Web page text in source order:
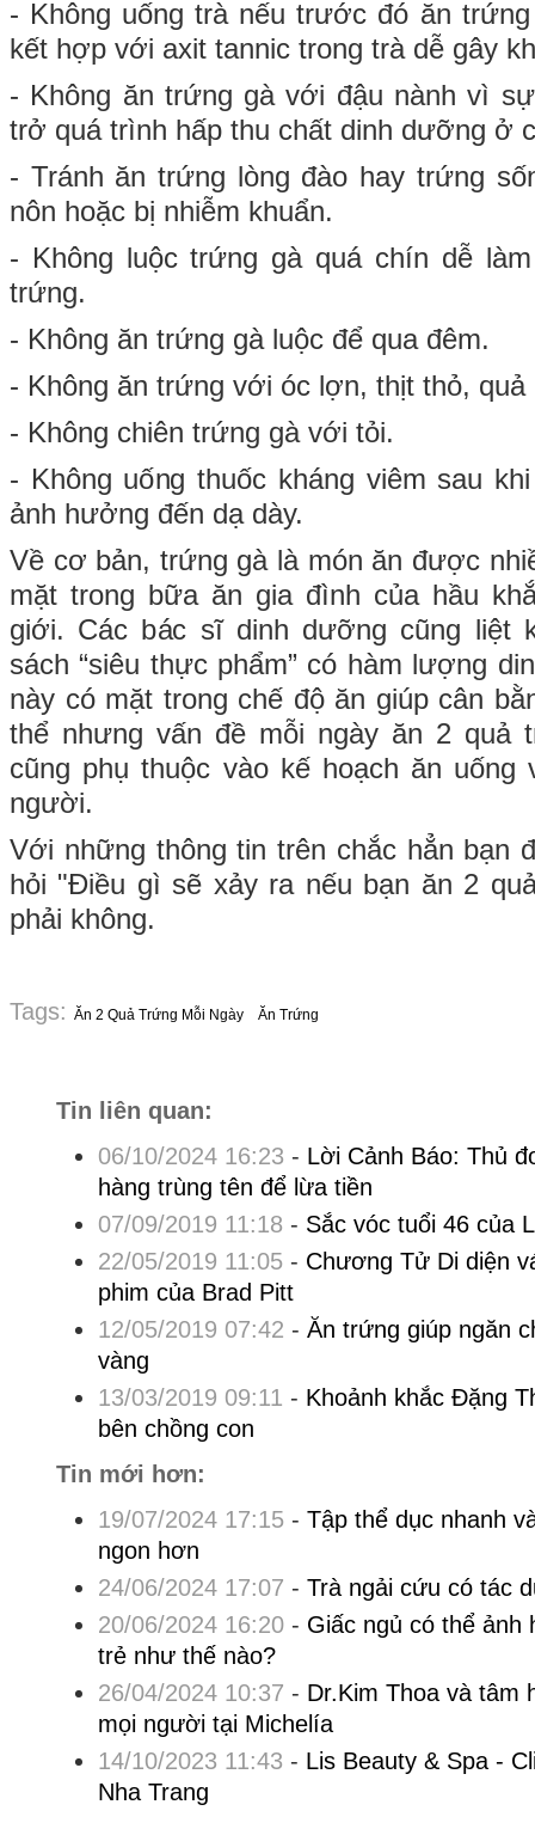
- Không uống trà nếu trước đó ăn
kết hợp với axit tannic trong trà dễ gây
- Không ăn trứng gà với đậu nành vì
trở quá trình hấp thu chất dinh dưỡng ở
- Tránh ăn trứng lòng đào hay trứng
nôn hoặc bị nhiễm khuẩn.
- Không luộc trứng gà quá chín dễ
trứng.
- Không ăn trứng gà luộc để qua đêm.
- Không ăn trứng với óc lợn, thịt thỏ, quả
- Không chiên trứng gà với tỏi.
- Không uống thuốc kháng viêm sau
ảnh hưởng đến dạ dày.
Về cơ bản, trứng gà là món ăn được
mặt trong bữa ăn gia đình của hầu
giới. Các bác sĩ dinh dưỡng cũng liệt
sách “siêu thực phẩm” có hàm lượng
này có mặt trong chế độ ăn giúp cân
thể nhưng vấn đề mỗi ngày ăn 2 quả
cũng phụ thuộc vào kế hoạch ăn uống
người.
Với những thông tin trên chắc hẳn bạn
hỏi "Điều gì sẽ xảy ra nếu bạn ăn 2
phải không.
Tags: Ăn 2 Quả Trứng Mỗi Ngày Ăn Trứng
Tin liên quan:
06/10/2024 16:23 - Lời Cảnh Báo: Thủ
hàng trùng tên để lừa tiền
07/09/2019 11:18 - Sắc vóc tuổi 46 của
22/05/2019 11:05- Chương Tử Di diện
phim của Brad Pitt
12/05/2019 07:42 - Ăn trứng giúp ngăn
vàng
13/03/2019 09:11 - Khoảnh khắc Đặng
bên chồng con
Tin mới hơn:
19/07/2024 17:15- Tập thể dục nhanh
ngon hơn
24/06/2024 17:07 - Trà ngải cứu có tác
20/06/2024 16:20- Giấc ngủ có thể ảnh
trẻ như thế nào?
26/04/2024 10:37 - Dr.Kim Thoa và tâm
mọi người tại Michelía
14/10/2023 11:43 - Lis Beauty & Spa -
Nha Trang